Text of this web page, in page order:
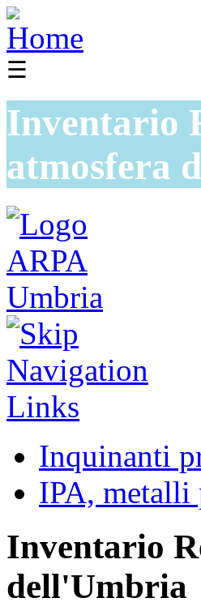
☰
Inventario
atmosfera
Inquinanti
IPA, metalli
Inventario
dell'Umbria